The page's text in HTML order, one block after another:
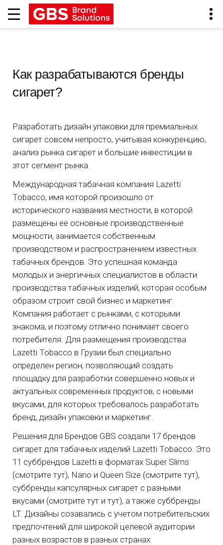
Как разрабатываются бренды
сигарет?
Разработать дизайн упаковки для премиальных
сигарет совсем непросто, учитывая конкуренцию,
анализ рынка сигарет и большие инвестиции в
этот сегмент рынка.
Международная табачная компания Lazetti
Tobacco, имя которой произошло от
исторического названия местности, в которой
размещены ее основные производственные
мощности, занимается собственным
производством и распространением известных
табачных брендов. Это успешная команда
молодых и энергичных специалистов в области
производства табачных изделий, которая особым
образом строит свой бизнес и маркетинг.
Компания работает с рынками, с которыми
знакома, и поэтому отлично понимает своего
потребителя. Для размещения производства
Lazetti Tobacco в Грузии был специально
определен регион, позволяющий создать
площадку для разработки совершенно новых и
актуальных современных продуктов, с новыми
вкусами, для которых требовалось разработать
бренд, дизайн упаковки и маркетинг.
Решения для Брендов GBS создали 17 брендов
сигарет для табачных изделий Lazetti Tobacco. Это
11 суббрендов Lazetti в форматах Super Slims
(смотрите тут), Nano и Queen Size (смотрите тут),
суббренды капсулярных сигарет с разными
вкусами (смотрите тут и тут), а также суббренды
LT. Дизайны созавались с учетом потребительских
предпочтений для широкой целевой аудитории
разных возрастов в разных странах.